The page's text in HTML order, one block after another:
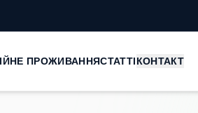
ПРОЖИВАННЯСТАТТІКОНТАКТ